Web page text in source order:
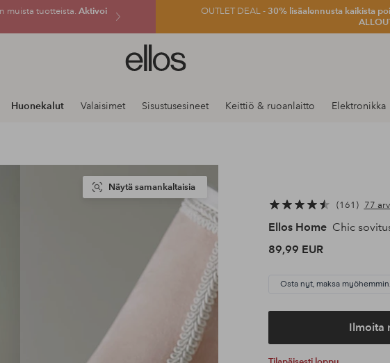
muista tuotteista. Aktivoi
OUTLET DEAL -30% lisäalennusta kaikista
Ellos-
logo
siirry
Huonekalut Valaisimet Sisustusesineet Keittiö & ruoanlaitto Elektronikka
Näytä samankaltaisia
161
77
Ellos Home Chic
89,99 EUR
Osta nyt, maksa myöhemmin.
Ilmoita